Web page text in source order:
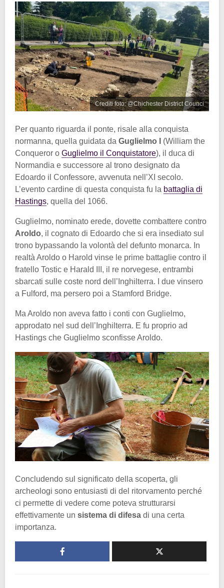
Crediti foto: @Chichester District Counci
Per quanto riguarda il ponte, risale alla conquista
normanna, quella guidata da Guglielmo I (William the
Conqueror o Guglielmo il Conquistatore), il duca di
Normandia e successore al trono designato da
Edoardo il Confessore, avvenuta nell’XI secolo.
L’evento cardine di questa conquista fu la battaglia di
Hastings, quella del 1066.
Guglielmo, nominato erede, dovette combattere contro
Aroldo, il cognato di Edoardo che si era insediato sul
trono bypassando la volontà del defunto monarca. In
realtà Aroldo o Harold vinse le prime battaglie contro il
fratello Tostic e Harald III, il re norvegese, entrambi
sbarcati sulle coste nord dell’Inghilterra. I due vinsero
a Fulford, ma persero poi a Stamford Bridge.
Ma Aroldo non aveva fatto i conti con Guglielmo,
approdato nel sud dell’Inghilterra. E fu proprio ad
Hastings che Guglielmo sconfisse Aroldo.
Concludendo sul significato della scoperta, gli
archeologi sono entusiasti di del ritorvamento perché
ci permette di vedere come poteva strutturarsi
effettivamente un sistema di difesa di una certa
importanza.